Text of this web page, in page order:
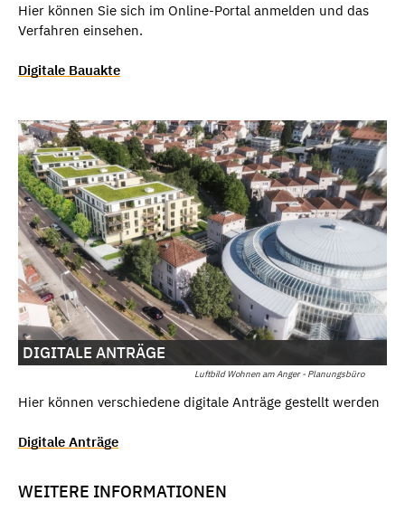
Hier können Sie sich im Online-Portal anmelden und das
Verfahren einsehen.
Digitale Bauakte
Luftbild Wohnen am Anger - Planungsbüro
DIGITALE ANTRÄGE
Hier können verschiedene digitale Anträge gestellt werden
Digitale Anträge
WEITERE INFORMATIONEN